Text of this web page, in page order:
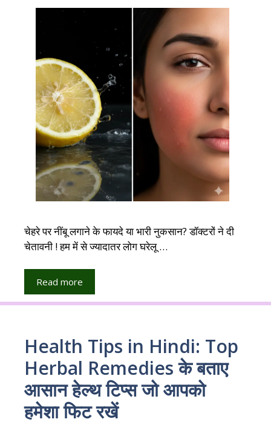
चेहरे पर नींबू लगाने के फायदे या भारी नुकसान? डॉक्टरों ने दी
चेतावनी ! हम में से ज्यादातर लोग घरेलू …
Read more
Health Tips in Hindi: Top
Herbal Remedies के बताए
आसान हेल्थ टिप्स जो आपको
हमेशा फिट रखें